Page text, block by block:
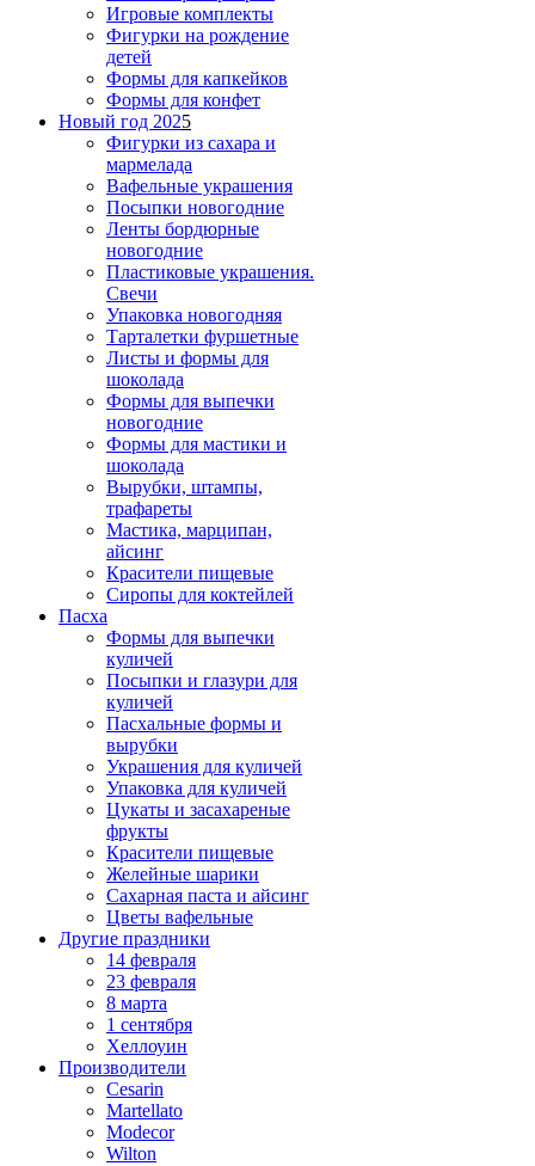
Игровые комплекты
Фигурки на рождение
детей
Формы для капкейков
Формы для конфет
Новый год 2025
Фигурки из сахара и
мармелада
Вафельные украшения
Посыпки новогодние
Ленты бордюрные
новогодние
Пластиковые украшения.
Свечи
Упаковка новогодняя
Тарталетки фуршетные
Листы и формы для
шоколада
Формы для выпечки
новогодние
Формы для мастики и
шоколада
Вырубки, штампы,
трафареты
Мастика, марципан,
айсинг
Красители пищевые
Сиропы для коктейлей
Пасха
Формы для выпечки
куличей
Посыпки и глазури для
куличей
Пасхальные формы и
вырубки
Украшения для куличей
Упаковка для куличей
Цукаты и засахареные
фрукты
Красители пищевые
Желейные шарики
Сахарная паста и айсинг
Цветы вафельные
Другие праздники
14 февраля
23 февраля
8 марта
1 сентября
Хеллоуин
Производители
Cesarin
Martellato
Modecor
Wilton